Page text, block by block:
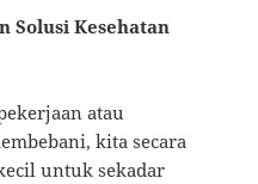
Solusi Kesehatan
atau
kita secara
untuk sekadar